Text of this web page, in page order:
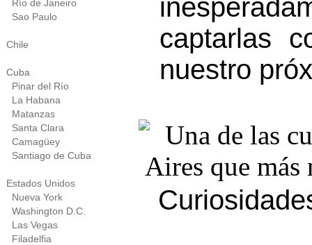
Río de Janeiro
Sao Paulo
Chile
Cuba
Pinar del Río
La Habana
Matanzas
Santa Clara
Camagüey
Santiago de Cuba
Estados Unidos
Nueva York
Washington D.C.
Las Vegas
Filadelfia
captarlas
nuestro